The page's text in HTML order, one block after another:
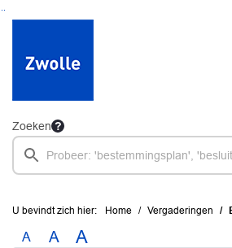
Ga naar de inhoud van deze pagina
Ga naar het zoeken
Ga naar het menu
Zoeken
U bevindt zich hier: Home Vergaderingen
A A A